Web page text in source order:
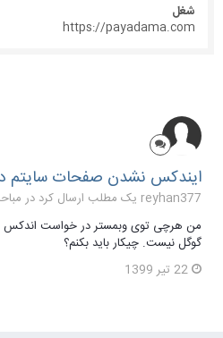
شغل
https://payadama.com
ایندکس نشدن صفحات سایتم
reyhan377 یک مطلب ارسال کرد در
من هرچی توی وبمستر در خواست اندکس
گوگل نیست. چیکار باید بکنم؟
22 تیر 1399